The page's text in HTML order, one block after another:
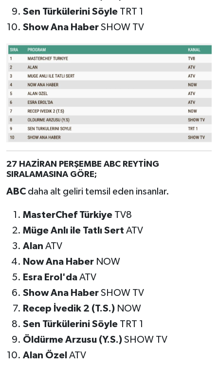
Sen Türkülerini SöyleTRT 1
Show Ana HaberSHOW TV
27 HAZİRAN PERŞEMBE ABC REYTİNG
SIRALAMASINA GÖRE;
ABC daha alt geliri temsil eden insanlar.
MasterChef TürkiyeTV8
Müge Anlı ile Tatlı Sert ATV
Alan ATV
Now Ana HaberNOW
Esra Erol'daATV
Show Ana HaberSHOW TV
Recep İvedik 2 (T.S.)NOW
Sen Türkülerini SöyleTRT 1
Öldürme Arzusu (Y.S.)SHOW TV
Alan Özel ATV